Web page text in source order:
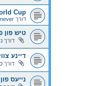
Cup
דורך
טיש פון
דורך
דיינע
דורך
נייעס